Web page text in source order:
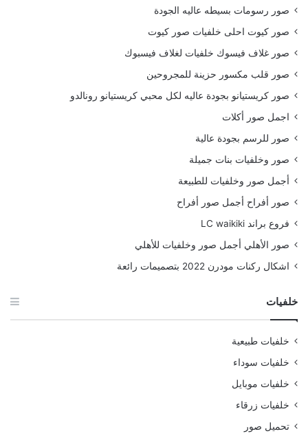
صور رسومات بسيطه عاليه الجودة
صور كيوت احلى خلفيات صور كيوت
صور غلاف فيسوك خلفيات لغلاف فيسبوك
صور قلب مكسور حزينة للمجروحين
صور كريستيانو بجودة عاليه لكل محبي كريستيانو رونالدو
اجمل صور أكلات
صور للرسم بجودة عالية
صور وخلفيات بنات جميلة
أجمل صور وخلفيات للطبيعة
صور أفراح أجمل صور أفراح
فروع براند LC waikiki
صور الأهلي أجمل صور وخلفيات للأهلي
اشكال ركنات مودرن 2022 بتصميمات رائعة
خلفيات
خلفيات طبيعية
خلفيات سوداء
خلفيات موبايل
خلفيات زرقاء
تحميل صور